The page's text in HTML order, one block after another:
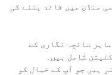
منڈی میں قائد بننے کی
ماہر سانچہ نگاری کے
شامل ہیں۔
ڈیزائنر ہیں جو آپ کے خیال کو